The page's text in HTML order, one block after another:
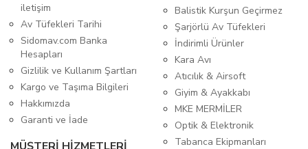
iletişim
Av Tüfekleri Tarihi
Sidomav.com Banka
Hesapları
Gizlilik ve Kullanım Şartları
Kargo ve Taşıma Bilgileri
Hakkımızda
Garanti ve İade
Balistik Kurşun Geçirmez
Şarjörlü Av Tüfekleri
İndirimli Ürünler
Kara Avı
Atıcılık & Airsoft
Giyim & Ayakkabı
MKE MERMİLER
Optik & Elektronik
Tabanca Ekipmanları